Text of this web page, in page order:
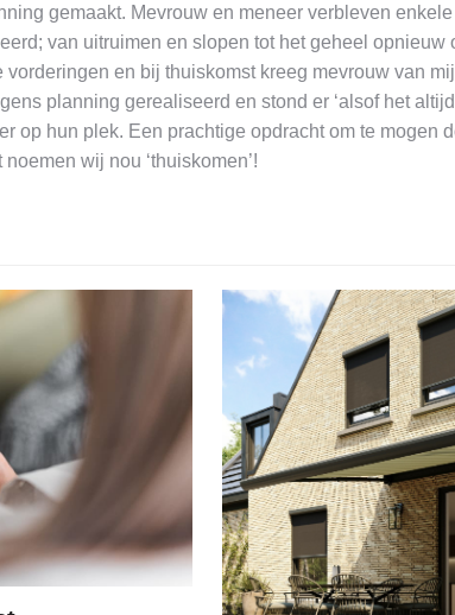
gemaakt. Mevrouw en meneer verbleven
van uitruimen en slopen tot het geheel opnieuw
en bij thuiskomst kreeg mevrouw van
planning gerealiseerd en stond er ‘alsof het
hun plek. Een prachtige opdracht om te mogen
wij nou ‘thuiskomen’!